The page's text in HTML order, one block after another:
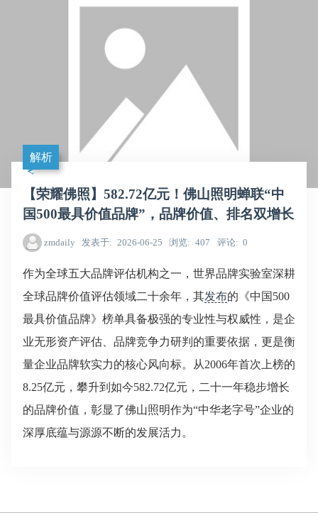
解析
【荣耀佛照】582.72亿元！佛山照明蝉联“中
国500最具价值品牌”，品牌价值、排名双增长
zmdaily 发表于 2026-06-25 浏览 407 评论 0
作为全球五大品牌评估机构之一，世界品牌实验室深耕
全球品牌价值评估领域二十余年，其发布的《中国500
最具价值品牌》榜单具备极强的专业性与权威性，是企
业无形资产评估、品牌竞争力研判的重要依据，更是衡
量企业品牌软实力的核心风向标。从2006年首次上榜的
8.25亿元，攀升到如今582.72亿元，二十一年稳步增长
的品牌价值，彰显了佛山照明作为“中华老字号”企业的
深厚底蕴与源源不断的发展活力。